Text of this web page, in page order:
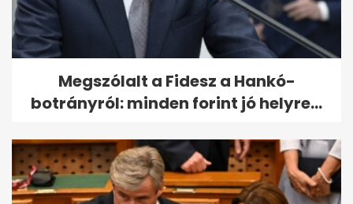
Megszólalt a Fidesz a Hankó-
botrányról: minden forint jó helyre...